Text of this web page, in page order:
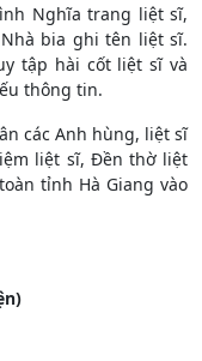
Nghĩa trang liệt sĩ,
bia ghi tên liệt sĩ.
tập hài cốt liệt sĩ và
thông tin.
các Anh hùng, liệt sĩ
liệt sĩ, Đền thờ liệt
tỉnh Hà Giang vào